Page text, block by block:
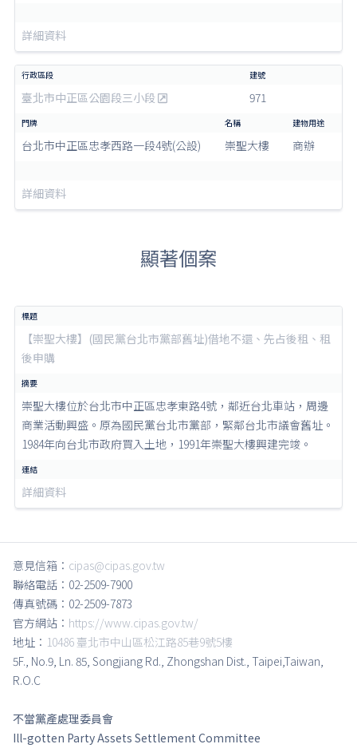
詳細資料
臺北市中正區公園段三小段 971
台北市中正區忠孝西路一段4號(公設) 崇聖大樓 商辦
詳細資料
顯著個案
【崇聖大樓】(國民黨台北市黨部舊址)借地不還、先占後租、租
後申購
崇聖大樓位於台北市中正區忠孝東路4號，鄰近台北車站，周邊
商業活動興盛。原為國民黨台北市黨部，緊鄰台北市議會舊址。
1984年向台北市政府買入土地，1991年崇聖大樓興建完竣。
詳細資料
意見信箱： cipas@cipas.gov.tw
聯絡電話：02-2509-7900
傳真號碼：02-2509-7873
官方網站： https://www.cipas.gov.tw/
地址： 10486 臺北市中山區松江路85巷9號5樓
5F., No.9, Ln. 85, Songjiang Rd., Zhongshan Dist., Taipei,Taiwan,
R.O.C
不當黨產處理委員會
Ill-gotten Party Assets Settlement Committee